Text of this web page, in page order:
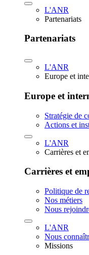
L'ANR
Partenariats
Partenariats
L'ANR
Europe et
Europe et
Stratégie de
Actions et
L'ANR
Carrières et
Carrières et
Politique de
Nos métiers
Nous
L'ANR
Nous
Missions